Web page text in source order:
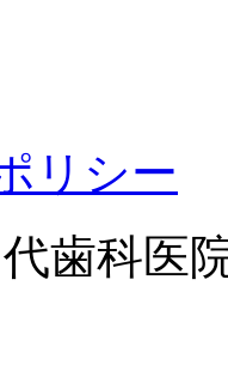
リシー
歯科医